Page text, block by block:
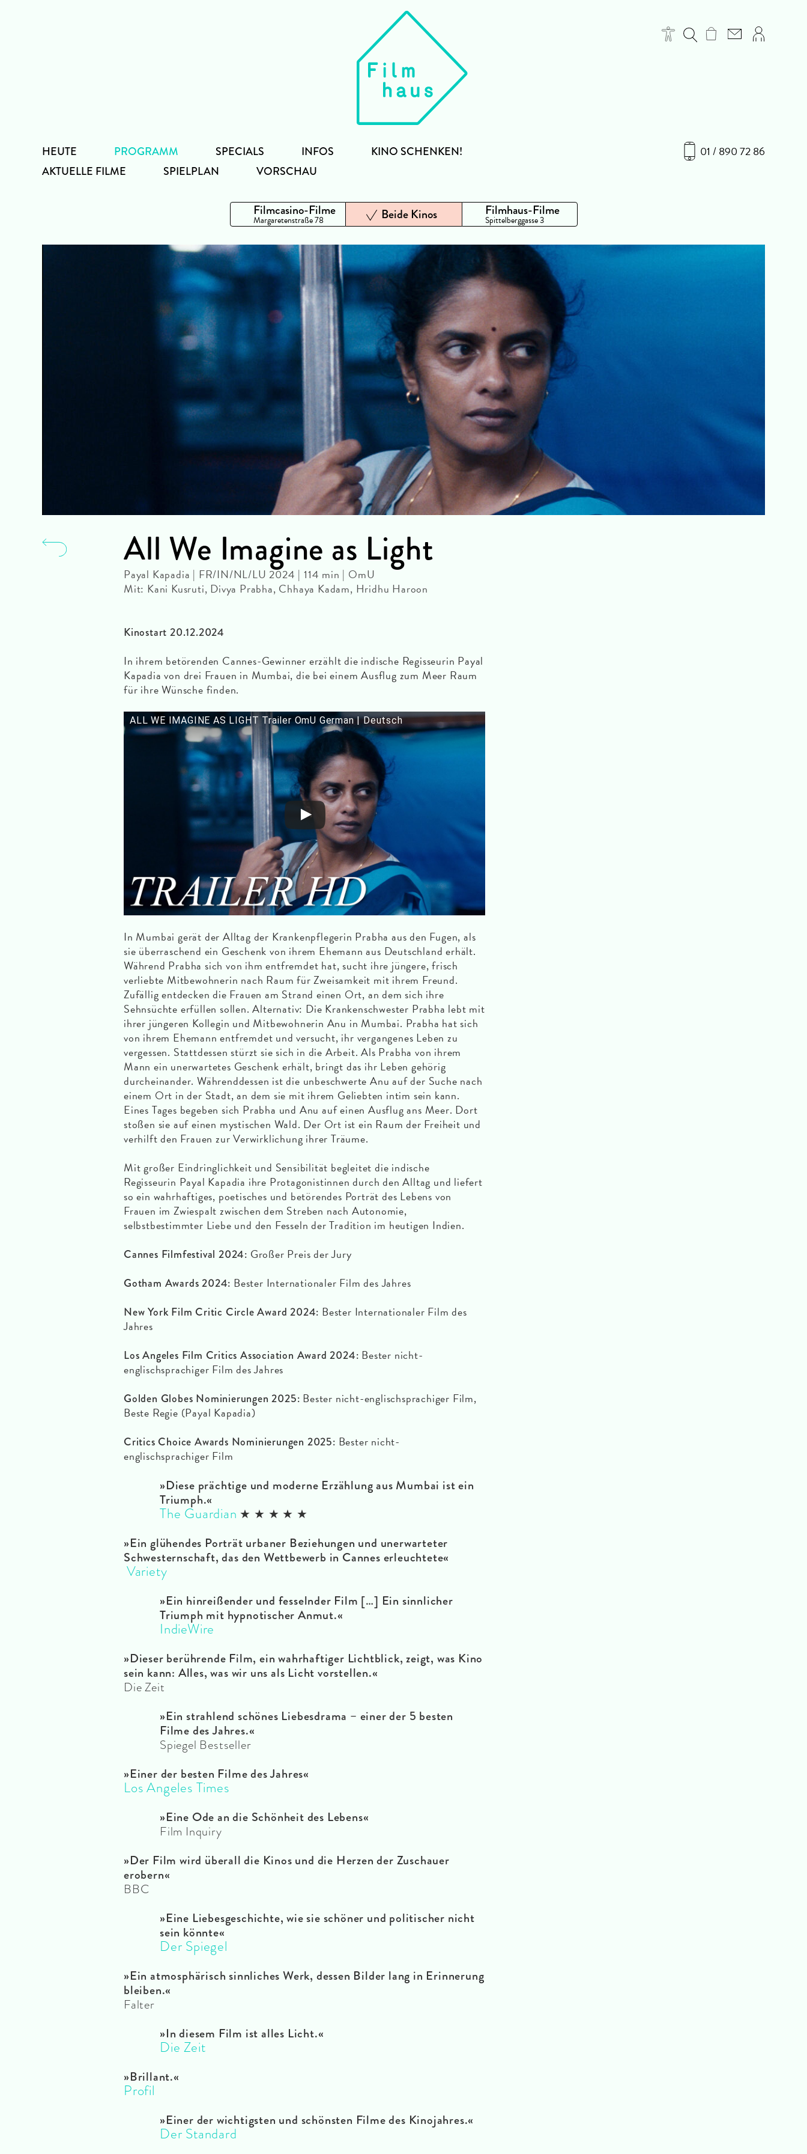
01 / 890 72 86
HEUTE
PROGRAMM
AKTUELLE FILME
SPIELPLAN VORSCHAU
SPECIALS INFOS KINO SCHENKEN!
Filmcasino-Filme
Margaretenstraße 78 Beide Kinos Filmhaus-Filme
Spittelberggasse 3
All We Imagine as Light
Payal Kapadia | FR/IN/NL/LU 2024 | 114 min | OmU
Mit: Kani Kusruti, Divya Prabha, Chhaya Kadam, Hridhu Haroon
Kinostart 20.12.2024
In ihrem betörenden Cannes-Gewinner erzählt die indische Regisseurin Payal
Kapadia von drei Frauen in Mumbai, die bei einem Ausflug zum Meer Raum
für ihre Wünsche finden.
ALL WE IMAGINE AS LIGHT Trailer OmU German | Deutsch
In Mumbai gerät der Alltag der Krankenpflegerin Prabha aus den Fugen, als
sie überraschend ein Geschenk von ihrem Ehemann aus Deutschland erhält.
Während Prabha sich von ihm entfremdet hat, sucht ihre jüngere, frisch
verliebte Mitbewohnerin nach Raum für Zweisamkeit mit ihrem Freund.
Zufällig entdecken die Frauen am Strand einen Ort, an dem sich ihre
Sehnsüchte erfüllen sollen. Alternativ: Die Krankenschwester Prabha lebt mit
ihrer jüngeren Kollegin und Mitbewohnerin Anu in Mumbai. Prabha hat sich
von ihrem Ehemann entfremdet und versucht, ihr vergangenes Leben zu
vergessen. Stattdessen stürzt sie sich in die Arbeit. Als Prabha von ihrem
Mann ein unerwartetes Geschenk erhält, bringt das ihr Leben gehörig
durcheinander. Währenddessen ist die unbeschwerte Anu auf der Suche nach
einem Ort in der Stadt, an dem sie mit ihrem Geliebten intim sein kann.
Eines Tages begeben sich Prabha und Anu auf einen Ausflug ans Meer. Dort
stoßen sie auf einen mystischen Wald. Der Ort ist ein Raum der Freiheit und
verhilft den Frauen zur Verwirklichung ihrer Träume.
Mit großer Eindringlichkeit und Sensibilität begleitet die indische
Regisseurin Payal Kapadia ihre Protagonistinnen durch den Alltag und liefert
so ein wahrhaftiges, poetisches und betörendes Porträt des Lebens von
Frauen im Zwiespalt zwischen dem Streben nach Autonomie,
selbstbestimmter Liebe und den Fesseln der Tradition im heutigen Indien.
Cannes Filmfestival 2024: Großer Preis der Jury
Gotham Awards 2024: Bester Internationaler Film des Jahres
New York Film Critic Circle Award 2024: Bester Internationaler Film des
Jahres
Los Angeles Film Critics Association Award 2024: Bester nicht-
englischsprachiger Film des Jahres
Golden Globes Nominierungen 2025: Bester nicht-englischsprachiger Film,
Beste Regie (Payal Kapadia)
Critics Choice Awards Nominierungen 2025: Bester nicht-
englischsprachiger Film
»Diese prächtige und moderne Erzählung aus Mumbai ist ein
Triumph.«
The Guardian ★ ★ ★ ★ ★
»Ein glühendes Porträt urbaner Beziehungen und unerwarteter
Schwesternschaft, das den Wettbewerb in Cannes erleuchtete«
Variety
»Ein hinreißender und fesselnder Film […] Ein sinnlicher
Triumph mit hypnotischer Anmut.«
IndieWire
»Dieser berührende Film, ein wahrhaftiger Lichtblick, zeigt, was Kino
sein kann: Alles, was wir uns als Licht vorstellen.«
Die Zeit
»Ein strahlend schönes Liebesdrama – einer der 5 besten
Filme des Jahres.«
Spiegel Bestseller
»Einer der besten Filme des Jahres«
Los Angeles Times
»Eine Ode an die Schönheit des Lebens«
Film Inquiry
»Der Film wird überall die Kinos und die Herzen der Zuschauer
erobern«
BBC
»Eine Liebesgeschichte, wie sie schöner und politischer nicht
sein könnte«
Der Spiegel
»Ein atmosphärisch sinnliches Werk, dessen Bilder lang in Erinnerung
bleiben.«
Falter
»In diesem Film ist alles Licht.«
Die Zeit
»Brillant.«
Profil
»Einer der wichtigsten und schönsten Filme des Kinojahres.«
Der Standard